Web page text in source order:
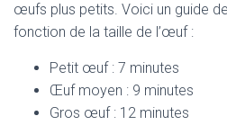
œufs plus petits. Voici un guide
fonction de la taille de l’œuf :
Petit œuf : 7 minutes
Œuf moyen : 9 minutes
Gros œuf : 12 minutes